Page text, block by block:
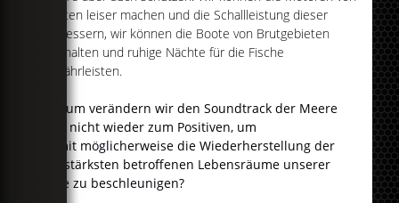
Booten leiser machen und die Schallleistung dieser
verbessern, wir können die Boote von Brutgebieten
fernhalten und ruhige Nächte für die Fische
gewährleisten.
Warum verändern wir den Soundtrack der Meere
also nicht wieder zum Positiven, um
damit möglicherweise die Wiederherstellung der
am stärksten betroffenen Lebensräume unserer
Erde zu beschleunigen?